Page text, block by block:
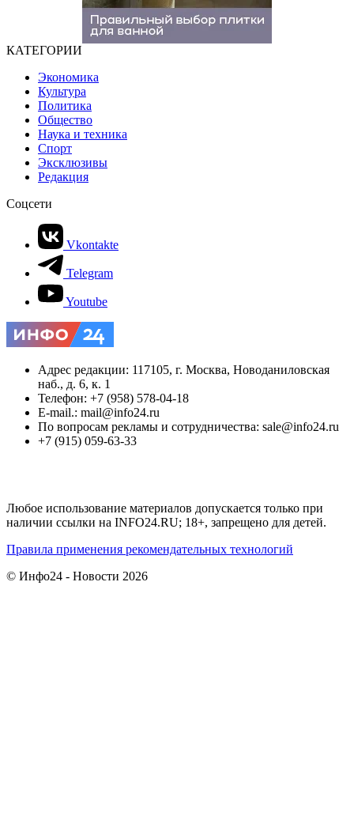
КАТЕГОРИИ
Экономика
Культура
Политика
Общество
Наука и техника
Спорт
Эксклюзивы
Редакция
Соцсети
Vkontakte
Telegram
Youtube
Адрес редакции: 117105, г. Москва, Новоданиловская
наб., д. 6, к. 1
Телефон: +7 (958) 578-04-18
E-mail.: mail@info24.ru
По вопросам рекламы и сотрудничества: sale@info24.ru
+7 (915) 059-63-33
Любое использование материалов допускается только при
наличии ссылки на INFO24.RU; 18+, запрещено для детей.
Правила применения рекомендательных технологий
© Инфо24 - Новости 2026